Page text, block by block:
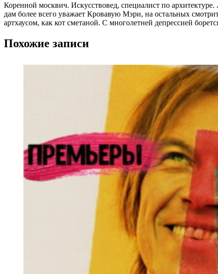
Коренной москвич. Искусствовед, специалист по
дам более всего уважает Кровавую Мэри, на остальных
артхаусом, как кот сметаной. С многолетней депрессией
Похожие записи